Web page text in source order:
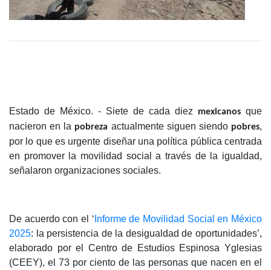
Estado de México. - Siete de cada diez mexicanos que
nacieron en la pobreza actualmente siguen siendo pobres,
por lo que es urgente diseñar una política pública centrada
en promover la movilidad social a través de la igualdad,
señalaron organizaciones sociales.
De acuerdo con el ‘ Informe de Movilidad Social en México
2025: la persistencia de la desigualdad de oportunidades’,
elaborado por el Centro de Estudios Espinosa Yglesias
(CEEY), el 73 por ciento de las personas que nacen en el